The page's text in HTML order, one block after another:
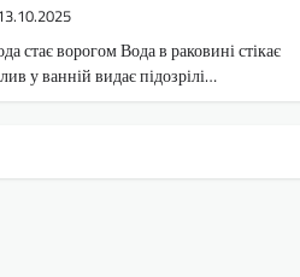
стає ворогом Вода в раковині стікає
у ванній видає підозрілі…